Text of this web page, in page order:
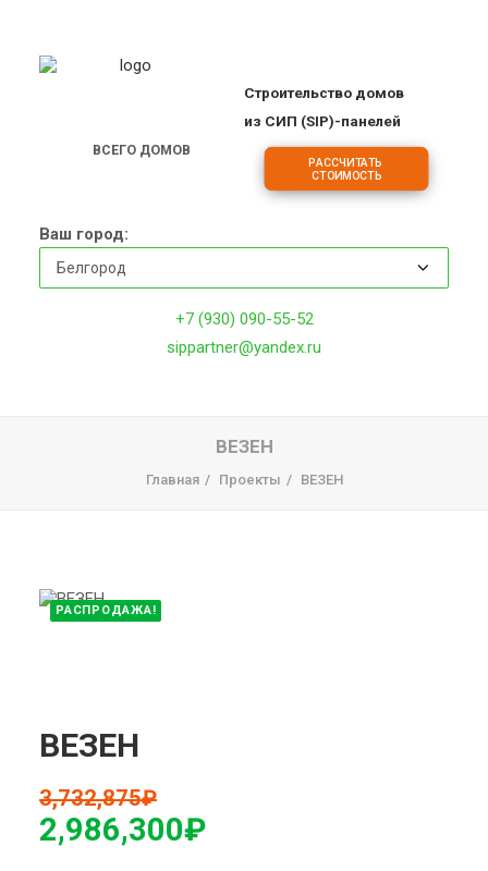
ОБЪЕКТЫ
ДОМА
ИПОТЕКА НА СТРОИТЕЛЬСТВО
Строительство домов
из СИП (SIP)-панелей
ВСЕГО ДОМОВ
РАССЧИТАТЬ
СТОИМОСТЬ
Ваш город:
+7 (930) 090-55-52
sippartner@yandex.ru
ВЕЗЕН
Главная Проекты ВЕЗЕН
РАСПРОДАЖА!
ВЕЗЕН
3,732,875₽
2,986,300₽